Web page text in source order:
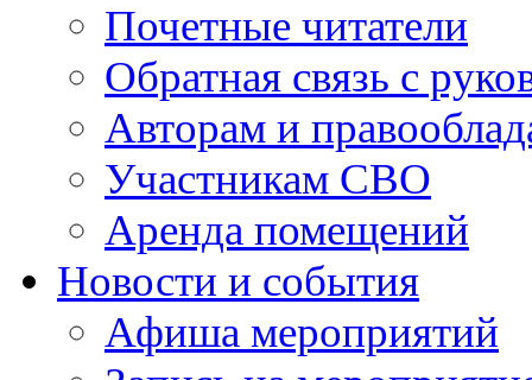
Почетные читатели
Обратная связь с
Авторам и
Участникам СВО
Аренда помещений
Новости и события
Афиша мероприятий